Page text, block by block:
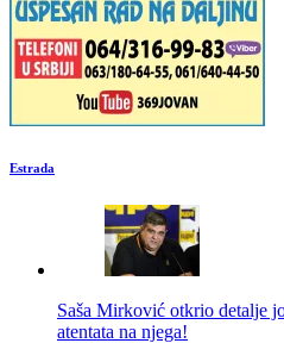
Estrada
Saša Mirković otkrio detalje
atentata na njega!